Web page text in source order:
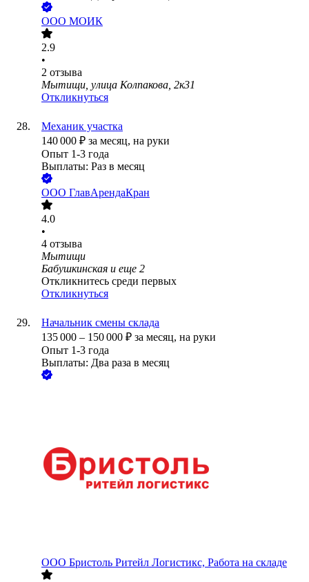
ООО МОИК
2.9
•
2 отзыва
Мытищи, улица Колпакова, 2к31
Откликнуться
Механик участка
140 000 ₽ за месяц, на руки
Опыт 1-3 года
Выплаты: Раз в месяц
ООО ГлавАрендаКран
4.0
•
4 отзыва
Мытищи
Бабушкинская и еще 2
Откликнитесь среди первых
Откликнуться
Начальник смены склада
135 000 – 150 000 ₽ за месяц, на руки
Опыт 1-3 года
Выплаты: Два раза в месяц
ООО Бристоль Ритейл Логистикс, Работа на складе